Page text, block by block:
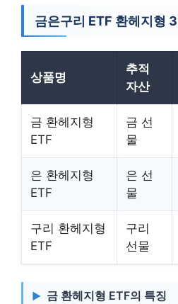
금은구리 ETF 환헤지형
상품명
추적
자산
금 환헤지형
ETF
금 선
물
은 환헤지형
ETF
은 선
물
구리 환헤지형
ETF
구리
선물
금 환헤지형 ETF의 특징